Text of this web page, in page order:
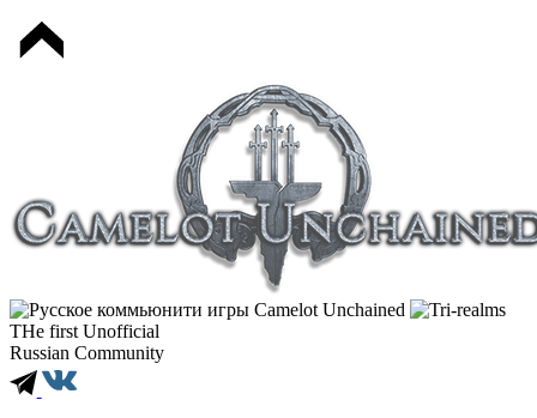
THe first Unofficial
Russian Community